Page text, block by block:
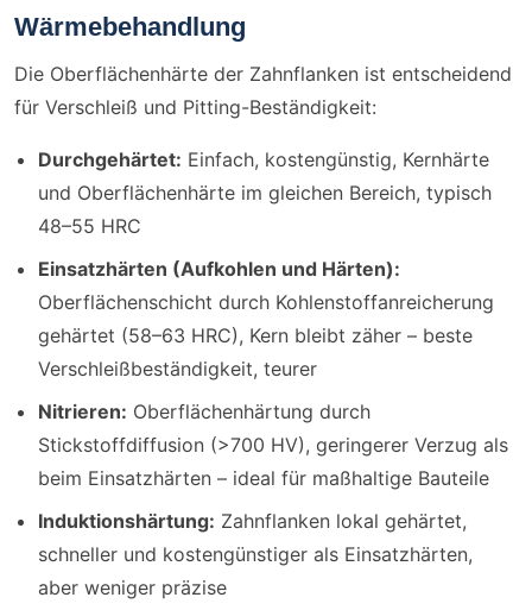
Wärmebehandlung
Die Oberflächenhärte der Zahnflanken ist entscheidend
für Verschleiß und Pitting-Beständigkeit:
Durchgehärtet: Einfach, kostengünstig, Kernhärte
und Oberflächenhärte im gleichen Bereich, typisch
48–55 HRC
Einsatzhärten (Aufkohlen und Härten):
Oberflächenschicht durch Kohlenstoffanreicherung
gehärtet (58–63 HRC), Kern bleibt zäher – beste
Verschleißbeständigkeit, teurer
Nitrieren: Oberflächenhärtung durch
Stickstoffdiffusion (>700 HV), geringerer Verzug als
beim Einsatzhärten – ideal für maßhaltige Bauteile
Induktionshärtung: Zahnflanken lokal gehärtet,
schneller und kostengünstiger als Einsatzhärten,
aber weniger präzise